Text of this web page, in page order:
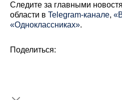
Cледите за главными
области в Telegram-канале,
«Одноклассниках».
Поделиться: